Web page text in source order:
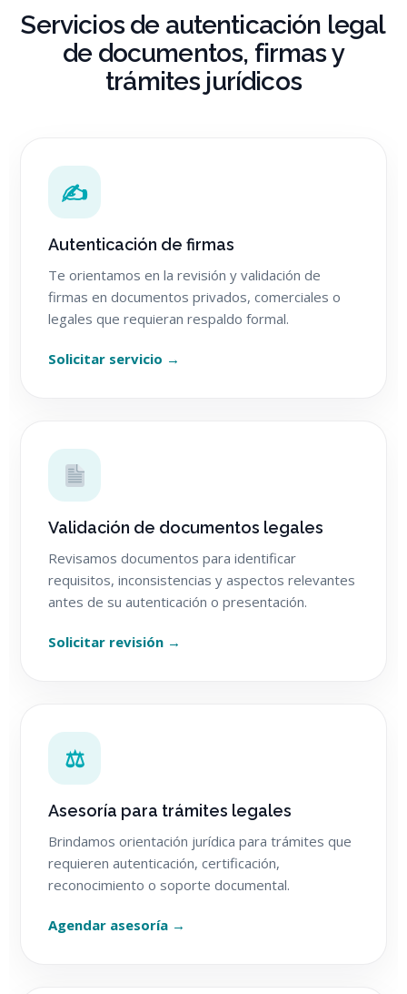
Servicios de autenticación legal
de documentos, firmas y
trámites jurídicos
✍
Autenticación de firmas
Te orientamos en la revisión y validación de
firmas en documentos privados, comerciales o
legales que requieran respaldo formal.
Solicitar servicio →
Validación de documentos legales
Revisamos documentos para identificar
requisitos, inconsistencias y aspectos relevantes
antes de su autenticación o presentación.
Solicitar revisión →
⚖
Asesoría para trámites legales
Brindamos orientación jurídica para trámites que
requieren autenticación, certificación,
reconocimiento o soporte documental.
Agendar asesoría →